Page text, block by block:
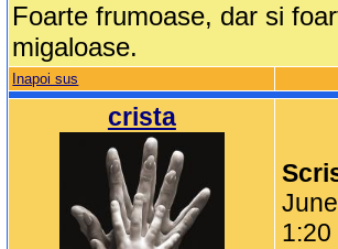
Foarte frumoase, dar si
migaloase.
Inapoi sus
crista
1:20